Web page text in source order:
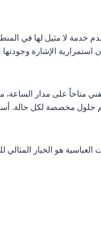
خدمة لا مثيل لها في
استمرارية الإشارة
متاحاً على مدار
حلول مخصصة لكل حالة.
العباسية هو الخيار